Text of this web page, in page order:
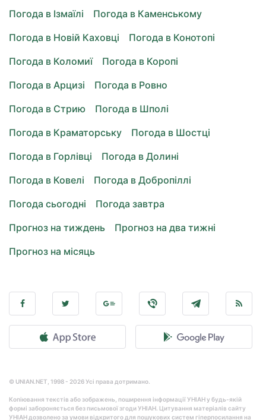
Погода в Ізмаїлі
Погода в Каменському
Погода в Новій Каховці
Погода в Конотопі
Погода в Коломиї
Погода в Коропі
Погода в Арцизі
Погода в Ровно
Погода в Стрию
Погода в Шполі
Погода в Краматорську
Погода в Шостці
Погода в Горлівці
Погода в Долині
Погода в Ковелі
Погода в Добропіллі
Погода сьогодні
Погода завтра
Прогноз на тиждень
Прогноз на два тижні
Прогноз на місяць
© UNIAN.NET, 1998 - 2026 Усі права дотримано.
Копіювання текстів або зображень, поширення інформації УНІАН у будь-якій
формі забороняється без письмової згоди УНІАН. Цитування матеріалів сайту
УНІАН дозволено за умови відкритого для пошукових систем гіперпосилання на